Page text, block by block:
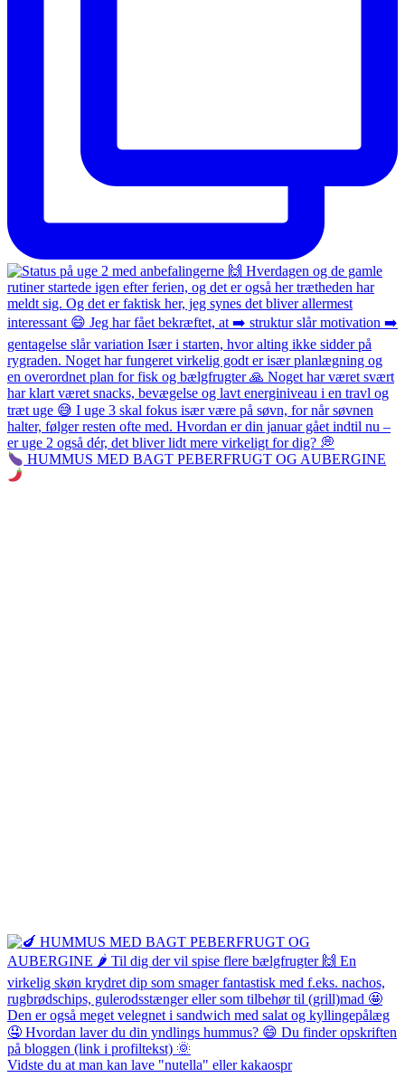
HUMMUS MED BAGT PEBERFRUGT OG AUBERGINE
Vidste du at man kan lave "nutella" eller kakaospr